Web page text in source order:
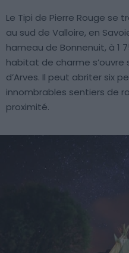
Le Tipi de Pierre Rouge se
au sud de Valloire, en
hameau de Bonnenuit, à 1
habitat de charme s’ouvre
d’Arves. Il peut abriter six
innombrables sentiers de
proximité.